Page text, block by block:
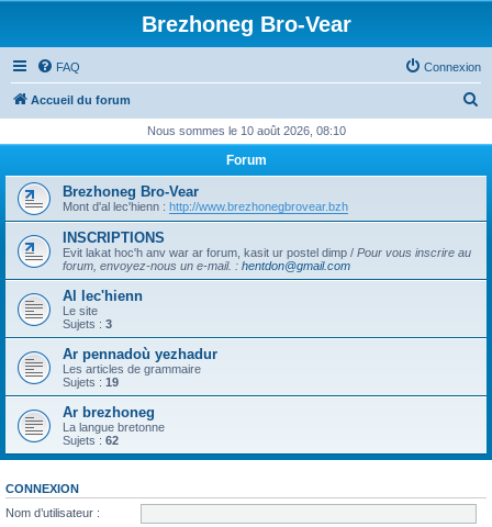
Brezhoneg Bro-Vear
FAQ Connexion
Accueil du forum
h
h
r
Nous sommes le 10 août 2026, 08:10
Forum
Brezhoneg Bro-Vear
Mont d'al lec'hienn : http://www.brezhonegbrovear.bzh
INSCRIPTIONS
Evit lakat hoc'h anv war ar forum, kasit ur postel dimp / Pour vous inscrire au
forum, envoyez-nous un e-mail. : hentdon@gmail.com
Al lec'hienn
Le site
Sujets : 3
Ar pennadoù yezhadur
Les articles de grammaire
Sujets : 19
Ar brezhoneg
La langue bretonne
Sujets : 62
CONNEXION
Nom d’utilisateur :